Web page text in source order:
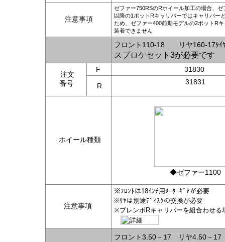
注意事項
ゼファー750RSのRホイール加工の場合、
以降の1ポットRキャリパーではキャリパー
ため、ゼファー400前期モデルの2ポットR
装着できません
フロント110-18 リヤ160-17
スプロケセット3が必要です
注文
番号
F 31830
R 31831
ホイール種類
◆ゼファー1100
注意事項
※ﾌﾛﾝﾄは18ｲﾝﾁ用ﾒｰﾀｰｷﾞｱが必要
※ﾘﾔは別途ﾃﾞｨｽｸの交換が必要
※ブレンボRキャリパーを組合わせる
フロント3.50－17 リヤ4.50－